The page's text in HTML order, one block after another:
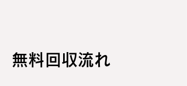
無料回収流れ